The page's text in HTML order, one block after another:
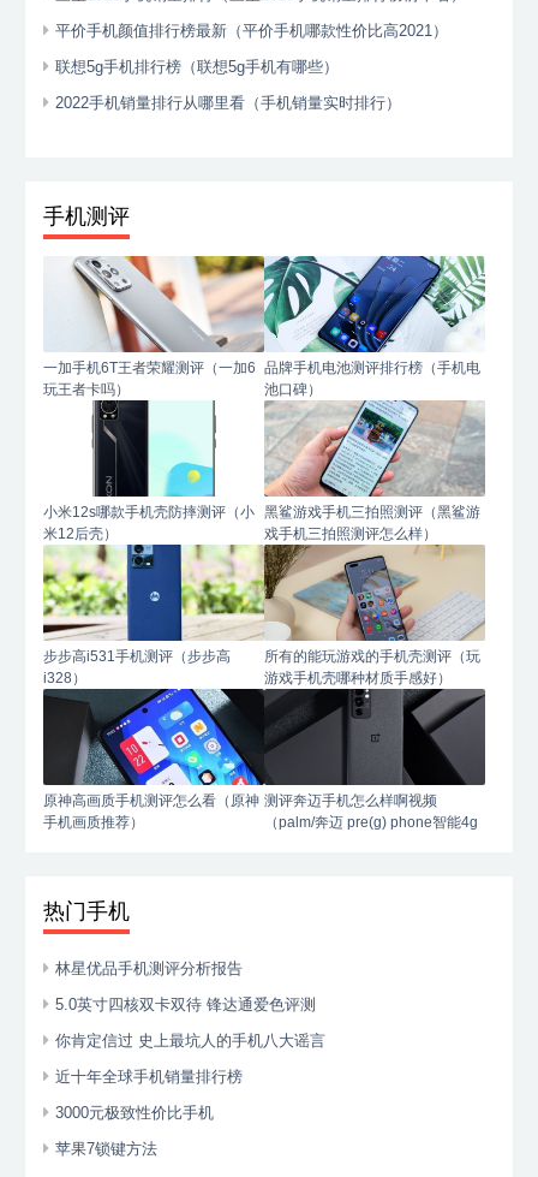
平价手机颜值排行榜最新（平价手机哪款性价比高2021）
联想5g手机排行榜（联想5g手机有哪些）
2022手机销量排行从哪里看（手机销量实时排行）
手机测评
一加手机6T王者荣耀测评（一加6
玩王者卡吗）
品牌手机电池测评排行榜（手机电
池口碑）
小米12s哪款手机壳防摔测评（小
米12后壳）
黑鲨游戏手机三拍照测评（黑鲨游
戏手机三拍照测评怎么样）
步步高i531手机测评（步步高
i328）
所有的能玩游戏的手机壳测评（玩
游戏手机壳哪种材质手感好）
原神高画质手机测评怎么看（原神
手机画质推荐）
测评奔迈手机怎么样啊视频
（palm/奔迈 pre(g) phone智能4g
热门手机
林星优品手机测评分析报告
5.0英寸四核双卡双待 锋达通爱色评测
你肯定信过 史上最坑人的手机八大谣言
近十年全球手机销量排行榜
3000元极致性价比手机
苹果7锁键方法